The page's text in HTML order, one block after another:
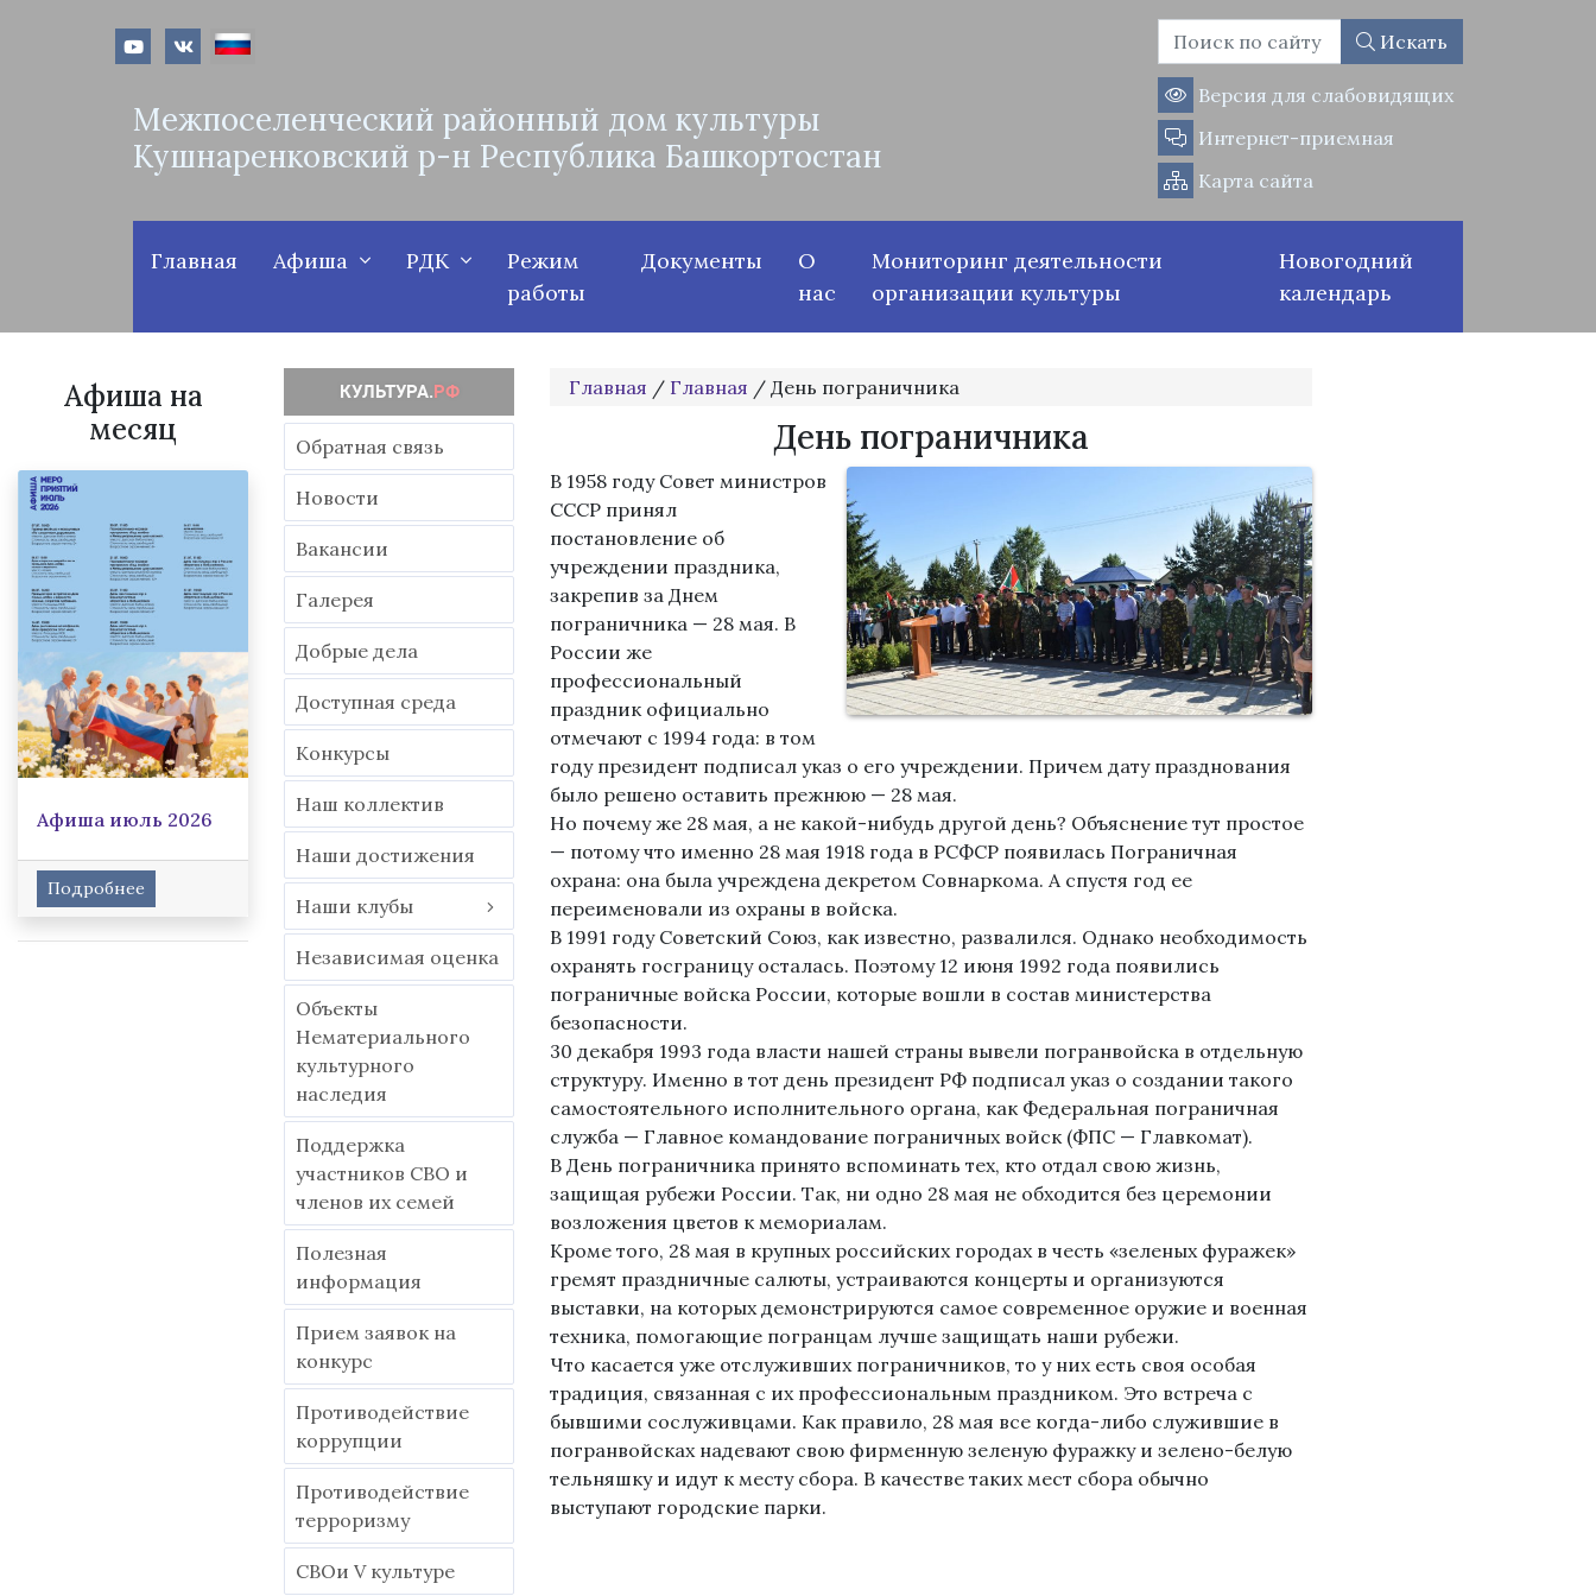
Искать
Межпоселенческий районный дом культуры
Кушнаренковский р-н Республика Башкортостан
Версия для слабовидящих
Интернет-приемная
Карта сайта
Главная Афиша РДК
Режим
работы
Документы
О
нас
Мониторинг деятельности
организации культуры
Новогодний
календарь
Афиша на
месяц
Афиша июль 2026
Подробнее
Обратная связь
Новости
Вакансии
Гaлерея
Добрые дела
Доступная среда
Конкурсы
Наш коллектив
Наши достижения
Наши клубы
Независимая оценка
Объекты
Нематериального
культурного
наследия
Поддержка
участников СВО и
членов их семей
Полезная
информация
Прием заявок на
конкурс
Противодействие
коррупции
Противодействие
терроризму
СВОи V культуре
Главная / Главная / День пограничника
День пограничника
В 1958 году Совет министров
СССР принял
постановление об
учреждении праздника,
закрепив за Днем
пограничника — 28 мая. В
России же
профессиональный
праздник официально
отмечают с 1994 года: в том
году президент подписал указ о его учреждении. Причем дату празднования
было решено оставить прежнюю — 28 мая.
Но почему же 28 мая, а не какой-нибудь другой день? Объяснение тут простое
— потому что именно 28 мая 1918 года в РСФСР появилась Пограничная
охрана: она была учреждена декретом Совнаркома. А спустя год ее
переименовали из охраны в войска.
В 1991 году Советский Союз, как известно, развалился. Однако необходимость
охранять госграницу осталась. Поэтому 12 июня 1992 года появились
пограничные войска России, которые вошли в состав министерства
безопасности.
30 декабря 1993 года власти нашей страны вывели погранвойска в отдельную
структуру. Именно в тот день президент РФ подписал указ о создании такого
самостоятельного исполнительного органа, как Федеральная пограничная
служба — Главное командование пограничных войск (ФПС — Главкомат).
В День пограничника принято вспоминать тех, кто отдал свою жизнь,
защищая рубежи России. Так, ни одно 28 мая не обходится без церемонии
возложения цветов к мемориалам.
Кроме того, 28 мая в крупных российских городах в честь «зеленых фуражек»
гремят праздничные салюты, устраиваются концерты и организуются
выставки, на которых демонстрируются самое современное оружие и военная
техника, помогающие погранцам лучше защищать наши рубежи.
Что касается уже отслуживших пограничников, то у них есть своя особая
традиция, связанная с их профессиональным праздником. Это встреча с
бывшими сослуживцами. Как правило, 28 мая все когда-либо служившие в
погранвойсках надевают свою фирменную зеленую фуражку и зелено-белую
тельняшку и идут к месту сбора. В качестве таких мест сбора обычно
выступают городские парки.